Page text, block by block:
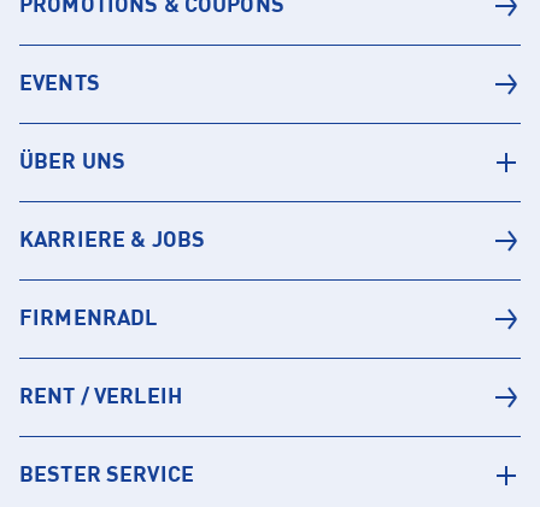
PROMOTIONS & COUPONS
EVENTS
ÜBER UNS
KARRIERE & JOBS
FIRMENRADL
RENT / VERLEIH
BESTER SERVICE